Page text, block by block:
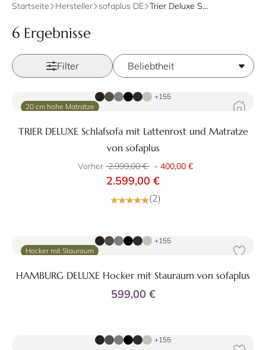
Startseite Hersteller sofaplus DE Trier Deluxe Schlafsofa
6 Ergebnisse
Filter
20 cm hohe Matratze
Zum Produkt
+155
TRIER DELUXE Schlafsofa mit Lattenrost und Matratze
von sofaplus
Vorher 2.999,00 € - 400,00 €
2.599,00 €
(2)
Hocker mit Stauraum
+155
HAMBURG DELUXE Hocker mit Stauraum von sofaplus
599,00 €
+155